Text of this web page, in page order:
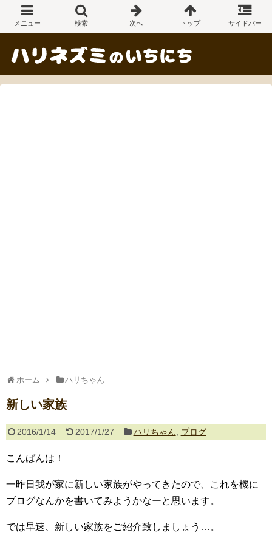
ホーム ハリちゃん
新しい家族
2016/1/14 2017/1/27 ハリちゃん ブログ
こんばんは！
一昨日我が家に新しい家族がやってきたので、これを機に
ブログなんかを書いてみようかなーと思います。
では早速、新しい家族をご紹介致しましょう…。